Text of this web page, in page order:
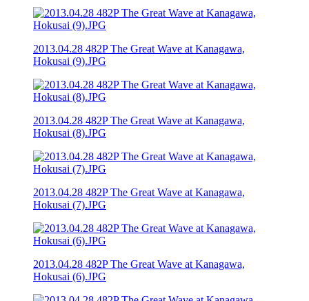
2013.04.28 482P The Great Wave at Kanagawa,
Hokusai (9).JPG
2013.04.28 482P The Great Wave at Kanagawa,
Hokusai (8).JPG
2013.04.28 482P The Great Wave at Kanagawa,
Hokusai (7).JPG
2013.04.28 482P The Great Wave at Kanagawa,
Hokusai (6).JPG